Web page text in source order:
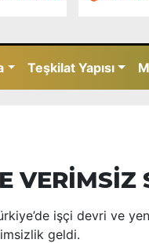
Teşkilat Yapısı
VERİMSİZ
işçi devri ve
geldi.